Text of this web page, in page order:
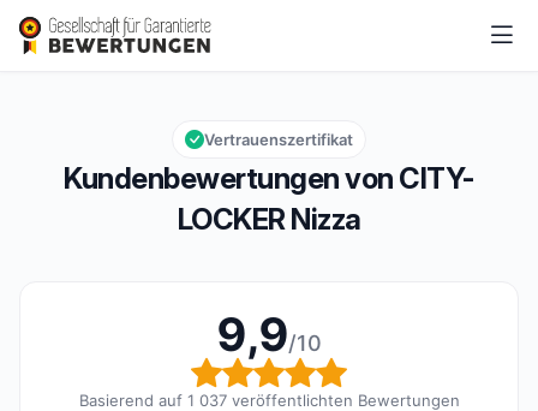
CITY-LOCKER Nizza
Gesamtbewertung: 9,9 von 10
9,9/10
Kundenbewertungen von CITY-
LOCKER Nizza
Vertrauenszertifikat
9,9/10
Gesamtbewertung: 9,9
Basierend auf 1 037 veröffentlichten Bewertungen